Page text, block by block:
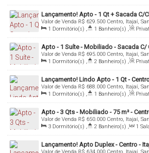
Sala(s) , Total: 55.00m² , 1 Vaga(s) ,
Lançamento! Apto - 1 Qt + Sacada C/
- Itajaí
R$ 629.500
Valor de Venda
Centro, Itajaí,
1 Dormitório(s) , 1 Banheiro(s) ,
Sala(s) , Total: 69.00m² , 1 Vaga(s)
Apto - 1 Suíte - Mobiliado - Sacada C/
Centro - Itajaí/SC
R$ 695.000
Valor de Venda
Centro, Itajaí,
1 Dormitório(s) , 2 Banheiro(s) ,
Sala(s) , 1 Suíte(s) , 2 Vaga(s) , Útil:
Lançamento! Lindo Apto - 1 Qt -
R$ 688.000
Valor de Venda
Centro, Itajaí,
1 Dormitório(s) , 1 Banheiro(s) ,
Sala(s) , Total: 77.00m² , 1 Vaga(s)
Apto - 3 Qts - Mobiliado - 75 m² -
R$ 650.000
Valor de Venda
Centro, Itajaí,
3 Dormitório(s) , 2 Banheiro(s) , 1
1 Vaga(s)
Lançamento! Apto Duplex - Centro -